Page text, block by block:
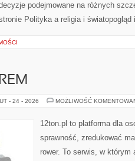
podejmowane na różnych
Polityka a religia i
- 24 - 2026 MOŻLIWOŚĆ
12ton.pl to platforma dla
sprawność, zredukować
rower. To serwis, w